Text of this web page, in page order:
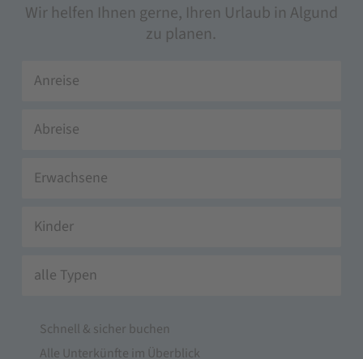
Wir helfen Ihnen gerne, Ihren Urlaub in Algund
zu planen.
Erwachsene
Kinder
alle Typen
Schnell & sicher buchen
Alle Unterkünfte im Überblick